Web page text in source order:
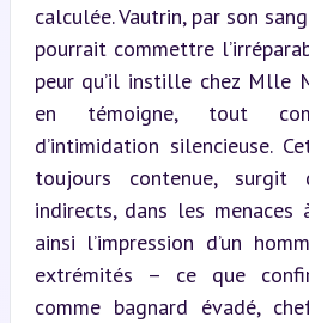
calculée. Vautrin, par son
pourrait commettre
peur qu’il instille chez Mlle
en témoigne, tout
d’intimidation silencieuse.
toujours contenue, surgit
indirects, dans les menaces
ainsi l’impression d’un
extrémités – ce que
comme bagnard évadé,